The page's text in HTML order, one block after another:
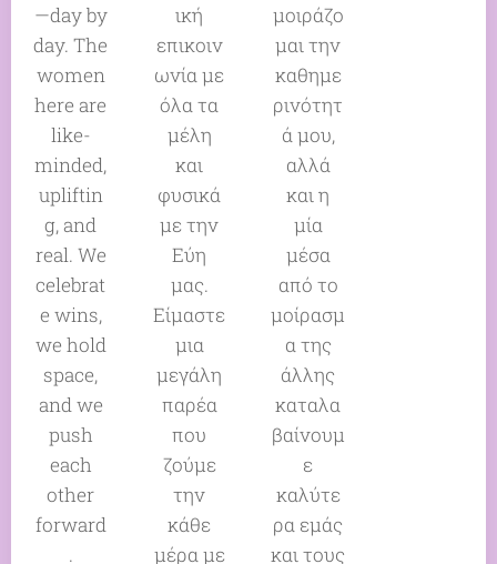
—day by
day. The
women
here are
like-
minded,
upliftin
g, and
real. We
celebrat
e wins,
we hold
space,
and we
push
each
other
forward
.
ική
επικοιν
ωνία με
όλα τα
μέλη
και
φυσικά
με την
Εύη
μας.
Είμαστε
μια
μεγάλη
παρέα
που
ζούμε
την
κάθε
μέρα με
μοιράζο
μαι την
καθημε
ρινότητ
ά μου,
αλλά
και η
μία
μέσα
από το
μοίρασμ
α της
άλλης
καταλα
βαίνουμ
ε
καλύτε
ρα εμάς
και τους